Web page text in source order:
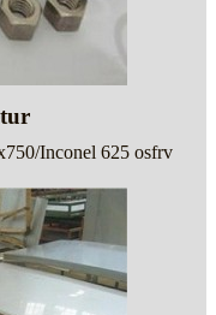
Inconel 625 osfrv